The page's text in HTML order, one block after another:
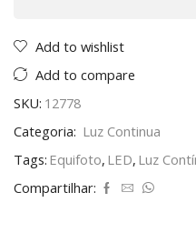
Add to wishlist
Add to compare
SKU: 12778
Categoria: Luz Continua
Tags: Equifoto, LED, Luz
Compartilhar: